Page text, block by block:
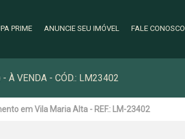
PRIME ANUNCIE SEU IMÓVEL FALE CONOSCO
- À VENDA - CÓD.: LM23402
em Vila Maria Alta - REF.: LM-23402